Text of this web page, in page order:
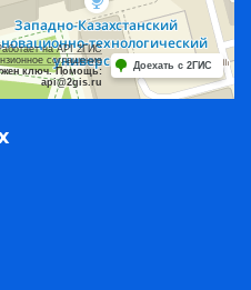
на API 2ГИС
соглашение
ключ. Помощь:
api@2gis.ru
Доехать с 2ГИС